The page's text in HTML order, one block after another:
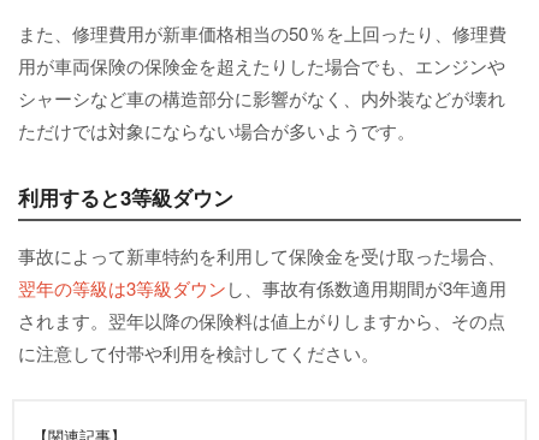
また、修理費用が新車価格相当の50％を上回ったり、修理費
用が車両保険の保険金を超えたりした場合でも、エンジンや
シャーシなど車の構造部分に影響がなく、内外装などが壊れ
ただけでは対象にならない場合が多いようです。
利用すると3等級ダウン
事故によって新車特約を利用して保険金を受け取った場合、
翌年の等級は3等級ダウンし、事故有係数適用期間が3年適用
されます。翌年以降の保険料は値上がりしますから、その点
に注意して付帯や利用を検討してください。